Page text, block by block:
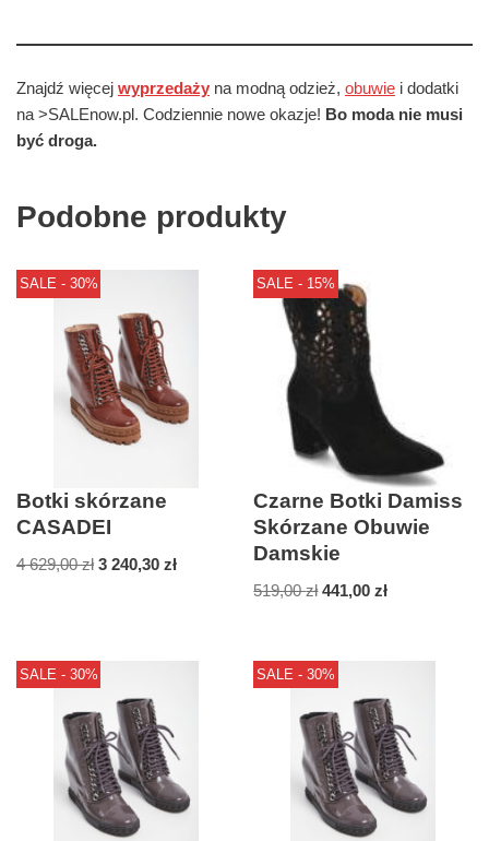
Znajdź więcej wyprzedaży na modną odzież, obuwie i dodatki
na >SALEnow.pl. Codziennie nowe okazje! Bo moda nie musi
być droga.
Podobne produkty
SALE - 30%
Botki skórzane
CASADEI
4 629,00zł 3 240,30 zł
SALE - 15%
Czarne Botki Damiss
Skórzane Obuwie
Damskie
519,00zł 441,00zł
SALE - 30% SALE - 30%